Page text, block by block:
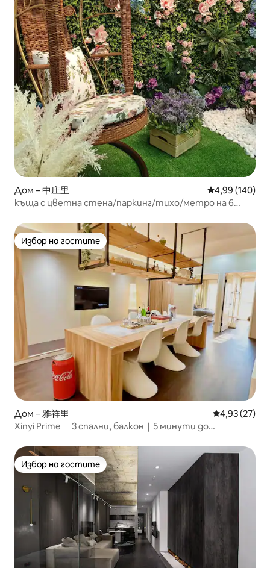
Дом – 中庄里 Средна
4,99 (140)
къща с цветна стена/паркинг/тихо/метро на 6
Избор на гостите
Избор на гостите
Дом – 雅祥里 Средна
4,93 (27)
Xinyi Prime ｜3 спални, балкон｜5 минути до
Избор на гостите
Избор на гостите